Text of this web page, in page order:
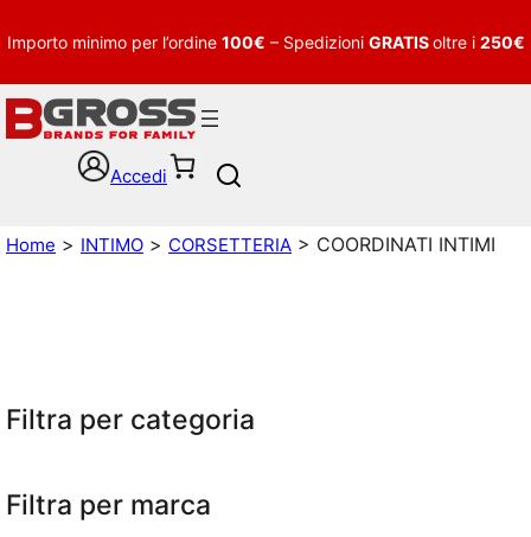
Importo minimo per l’ordine 100€ – Spedizioni GRATISoltre i 250€
Accedi
a
r
Home > INTIMO > CORSETTERIA > COORDINATI INTIMI
Filtra per categoria
Filtra per marca